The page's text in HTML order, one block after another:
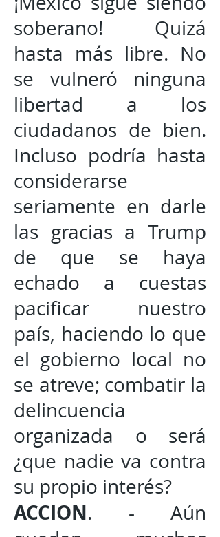
soberano! Quizá
hasta más libre. No
se vulneró ninguna
libertad a los
ciudadanos de bien.
Incluso podría hasta
considerarse
seriamente en darle
las gracias a Trump
de que se haya
echado a cuestas
pacificar nuestro
país, haciendo lo que
el gobierno local no
se atreve; combatir la
delincuencia
organizada o será
¿que nadie va contra
su propio interés?
ACCION. - Aún